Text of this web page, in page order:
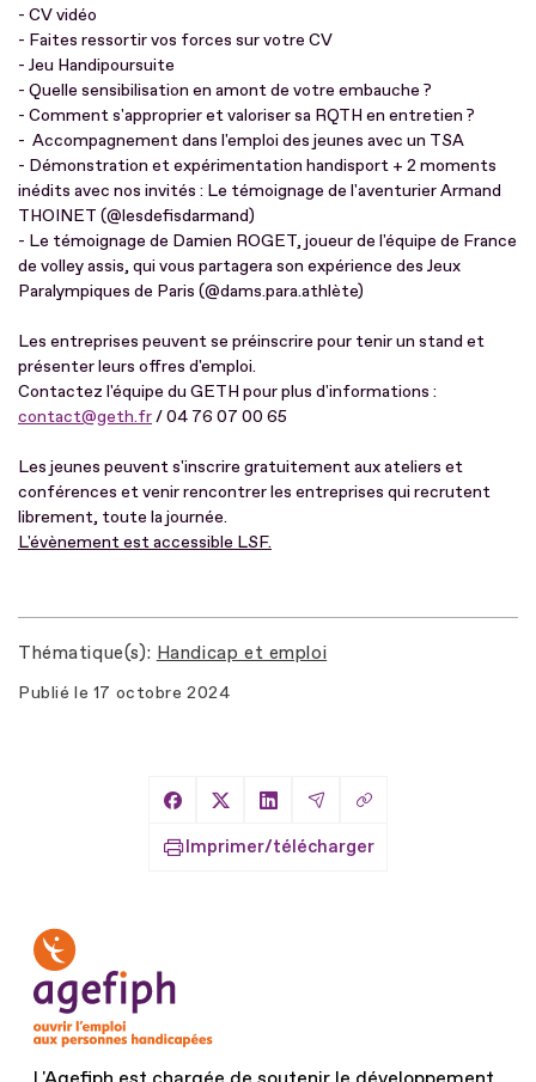
- CV vidéo
- Faites ressortir vos forces sur votre CV
- Jeu Handipoursuite
- Quelle sensibilisation en amont de votre embauche ?
- Comment s'approprier et valoriser sa RQTH en entretien ?
- Accompagnement dans l'emploi des jeunes avec un TSA
- Démonstration et expérimentation handisport + 2 moments
inédits avec nos invités : Le témoignage de l'aventurier Armand
THOINET (@lesdefisdarmand)
- Le témoignage de Damien ROGET, joueur de l'équipe de France
de volley assis, qui vous partagera son expérience des Jeux
Paralympiques de Paris (@dams.para.athlète)
Les entreprises peuvent se préinscrire pour tenir un stand et
présenter leurs offres d'emploi.
Contactez l'équipe du GETH pour plus d'informations :
contact@geth.fr/ 04 76 07 00 65
Les jeunes peuvent s'inscrire gratuitement aux ateliers et
conférences et venir rencontrer les entreprises qui recrutent
librement, toute la journée.
L'évènement est accessible LSF.
Thématique(s) Handicap et emploi
Publié le 17 octobre 2024
Partager sur Facebook
Partager sur X
Partager sur LinkedIn
Partager par Email
Copier le lien
Imprimer/télécharger